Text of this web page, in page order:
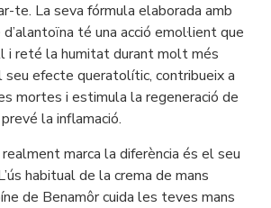
te. La seva fórmula elaborada amb
té una acció emol·lient que
i reté la humitat durant molt més
seu efecte queratolític, contribueix a
mortes i estimula la regeneració de
la inflamació.
marca la diferència és el seu
habitual de la crema de mans
de Benamôr cuida les teves mans